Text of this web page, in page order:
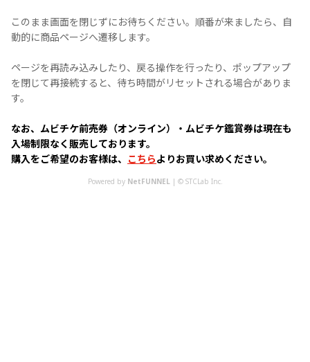
このまま画面を閉じずにお待ちください。順番が来ましたら、自
動的に商品ページへ遷移します。
ページを再読み込みしたり、戻る操作を行ったり、ポップアップ
を閉じて再接続すると、待ち時間がリセットされる場合がありま
す。
なお、ムビチケ前売券（オンライン）・ムビチケ鑑賞券は現在も
入場制限なく販売しております。
購入をご希望のお客様は、 こちらよりお買い求めください。
Powered by NetFUNNEL| © STCLab Inc.